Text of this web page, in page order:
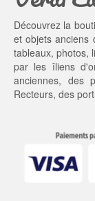
Découvrez la
et objets anciens
tableaux, photos,
par les îliens
anciennes, des
Recteurs, des